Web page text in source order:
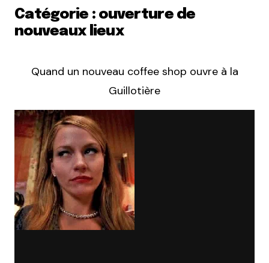
Catégorie : ouverture de
nouveaux lieux
Quand un nouveau coffee shop ouvre à la
Guillotière